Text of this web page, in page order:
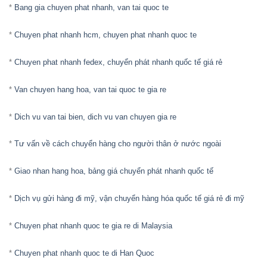
* Bang gia chuyen phat nhanh, van tai quoc te
* Chuyen phat nhanh hcm, chuyen phat nhanh quoc te
* Chuyen phat nhanh fedex, chuyển phát nhanh quốc tế giá rẻ
* Van chuyen hang hoa, van tai quoc te gia re
* Dich vu van tai bien, dich vu van chuyen gia re
* Tư vấn về cách chuyển hàng cho người thân ở nước ngoài
* Giao nhan hang hoa, bảng giá chuyển phát nhanh quốc tế
* Dịch vụ gửi hàng đi mỹ, vận chuyển hàng hóa quốc tế giá rẻ đi mỹ
* Chuyen phat nhanh quoc te gia re di Malaysia
* Chuyen phat nhanh quoc te di Han Quoc